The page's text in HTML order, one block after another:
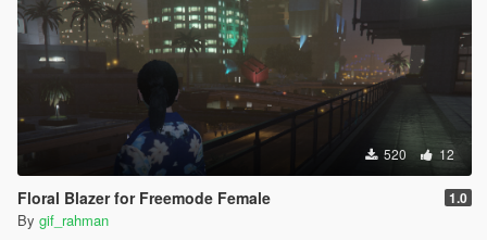
520 12
Floral Blazer for Freemode Female 1.0
By gif_rahman